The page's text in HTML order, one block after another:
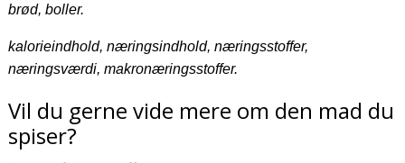
brød, boller.
kalorieindhold, næringsindhold, næringsstoffer,
næringsværdi, makronæringsstoffer.
Vil du gerne vide mere om den mad du
spiser?